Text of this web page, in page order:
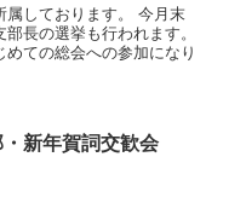
属しております。 今月末
長の選挙も行われます。
ての総会への参加になり
・新年賀詞交歓会